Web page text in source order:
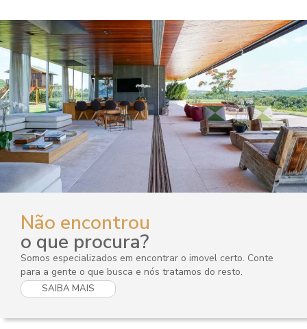
Não encontrou
o que procura?
Somos especializados em encontrar o imovel certo. Conte
para a gente o que busca e nós tratamos do resto.
SAIBA MAIS